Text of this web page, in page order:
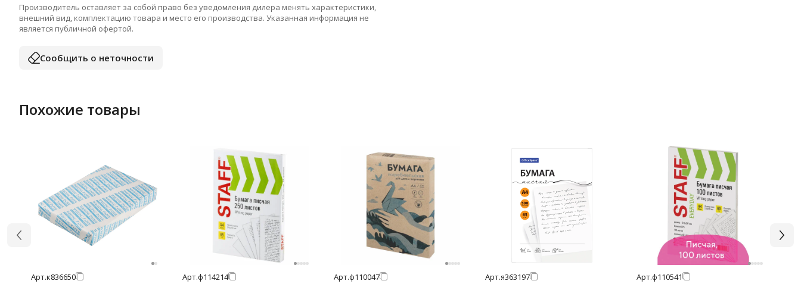
Производитель оставляет за собой право без уведомления дилера менять характеристики,
внешний вид, комплектацию товара и место его производства. Указанная информация не
является публичной офертой.
Сообщить о неточности
Похожие товары
Арт.к836650 Арт.ф114214 Арт.ф110047 Арт.я363197 Арт.ф110541